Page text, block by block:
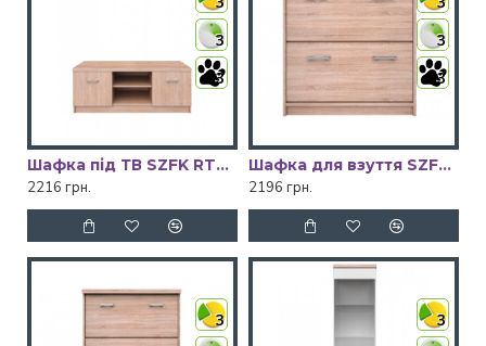
3
3
Шафка під ТВ SZFK RTV 2D TOP-MIX VMV Holding
2216 грн.
3
3
Шафка для взуття SZFK BUT_2K TOP-MIX VMV Holding
2196 грн.
3
3